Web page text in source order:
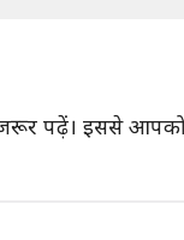
पढ़ें। इससे